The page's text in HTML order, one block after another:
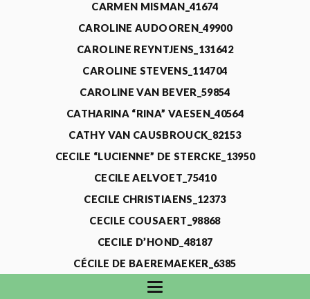
CARMEN MISMAN_41674
CAROLINE AUDOOREN_49900
CAROLINE REYNTJENS_131642
CAROLINE STEVENS_114704
CAROLINE VAN BEVER_59854
CATHARINA “RINA” VAESEN_40564
CATHY VAN CAUSBROUCK_82153
CECILE “LUCIENNE” DE STERCKE_13950
CECILE AELVOET_75410
CECILE CHRISTIAENS_12373
CECILE COUSAERT_98868
CECILE D’HOND_48187
CÉCILE DE BAEREMAEKER_6385
CECILE DE WAELE_4731